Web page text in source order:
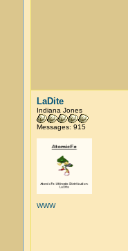
LaDite
Indiana Jones
Messages: 915
WWW